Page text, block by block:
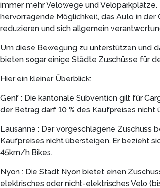
immer mehr Velowege und
hervorragende Möglichkeit, das Auto in
reduzieren und sich allgemein
Um diese Bewegung zu unterstützen und
bieten sogar einige Städte Zuschüsse für
Hier ein kleiner Überblick:
Genf : Die kantonale Subvention gilt für
der Betrag darf 10 % des Kaufpreises nicht
Lausanne : Der vorgeschlagene Zuschuss
Kaufpreises nicht übersteigen. Er bezieht
45km/h Bikes.
Nyon : Die Stadt Nyon bietet einen
elektrisches oder nicht-elektrisches Velo